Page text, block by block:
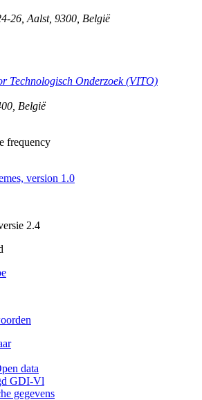
26 Aalst, 9300 België
Technologisch Onderzoek (VITO)
België
frequency
version 1.0
2.4
data
GDI-Vl
gegevens